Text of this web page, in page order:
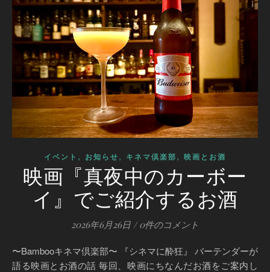
イベント , お知らせ, キネマ倶楽部, 映画とお酒
映画『真夜中のカーボー
イ』でご紹介するお酒
2026年6月26日 / 0件のコメント
〜Bambooキネマ倶楽部〜 『シネマに酔狂』 バーテンダーが
語る映画とお酒の話 毎回、映画にちなんだお酒をご案内し